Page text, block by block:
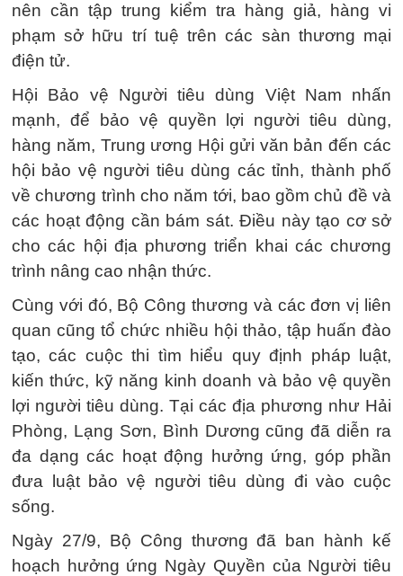
nên cần tập trung kiểm tra hàng giả, hàng vi
phạm sở hữu trí tuệ trên các sàn thương mại
điện tử.
Hội Bảo vệ Người tiêu dùng Việt Nam nhấn
mạnh, để bảo vệ quyền lợi người tiêu dùng,
hàng năm, Trung ương Hội gửi văn bản đến các
hội bảo vệ người tiêu dùng các tỉnh, thành phố
về chương trình cho năm tới, bao gồm chủ đề và
các hoạt động cần bám sát. Điều này tạo cơ sở
cho các hội địa phương triển khai các chương
trình nâng cao nhận thức.
Cùng với đó, Bộ Công thương và các đơn vị liên
quan cũng tổ chức nhiều hội thảo, tập huấn đào
tạo, các cuộc thi tìm hiểu quy định pháp luật,
kiến thức, kỹ năng kinh doanh và bảo vệ quyền
lợi người tiêu dùng. Tại các địa phương như Hải
Phòng, Lạng Sơn, Bình Dương cũng đã diễn ra
đa dạng các hoạt động hưởng ứng, góp phần
đưa luật bảo vệ người tiêu dùng đi vào cuộc
sống.
Ngày 27/9, Bộ Công thương đã ban hành kế
hoạch hưởng ứng Ngày Quyền của Người tiêu